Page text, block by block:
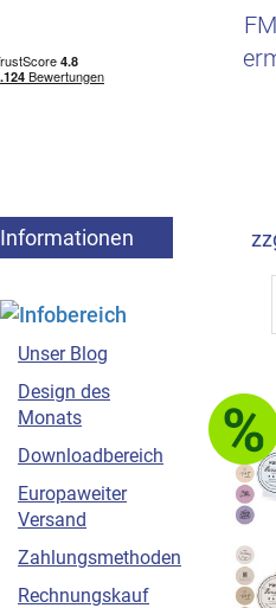
Informationen
Unser Blog
Design des
Monats
Downloadbereich
Europaweiter
Versand
Zahlungsmethoden
Rechnungskauf